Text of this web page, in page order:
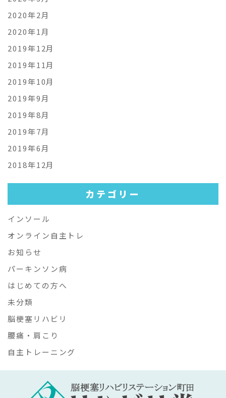
2020年2月
2020年1月
2019年12月
2019年11月
2019年10月
2019年9月
2019年8月
2019年7月
2019年6月
2018年12月
カテゴリー
インソール
オンライン自主トレ
お知らせ
パーキンソン病
はじめての方へ
未分類
脳梗塞リハビリ
腰痛・肩こり
自主トレーニング